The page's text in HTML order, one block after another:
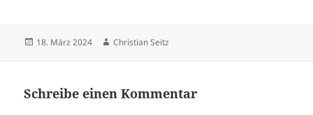
Veröffentlicht
18. März 2024 Autor
Christian Seitz
Schreibe einen Kommentar